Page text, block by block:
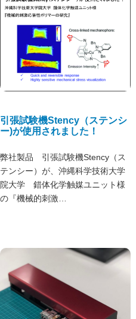
引張試験機Stency（ステンシ
ー)が使用されました！
弊社製品 引張試験機Stency（ス
テンシー）が、沖縄科学技術大学
院大学 錯体化学触媒ユニット様
の『機械的刺激…